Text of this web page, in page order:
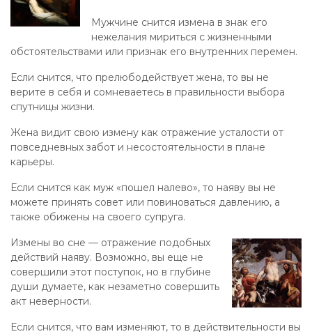
Мужчине снится измена в знак его
нежелания мириться с жизненными
обстоятельствами или признак его внутренних перемен.
Если снится, что прелюбодействует жена, то вы не
верите в себя и сомневаетесь в правильности выбора
спутницы жизни.
Жена видит свою измену как отражение усталости от
повседневных забот и несостоятельности в плане
карьеры.
Если снится как муж «пошел налево», то наяву вы не
можете принять совет или повиноваться давлению, а
также обижены на своего супруга.
Измены во сне — отражение подобных
действий наяву. Возможно, вы еще не
совершили этот поступок, но в глубине
души думаете, как незаметно совершить
акт неверности.
Если снится, что вам изменяют, то в действительности вы